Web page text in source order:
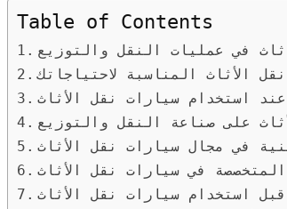
Table of Contents
في عمليات النقل والتوزيع
الأثاث المناسبة لاحتياجاتك
عند استخدام سيارات نقل الأثاث
على صناعة النقل والتوزيع
في مجال سيارات نقل الأثاث
في سيارات نقل الأثاث
استخدام سيارات نقل الأثاث